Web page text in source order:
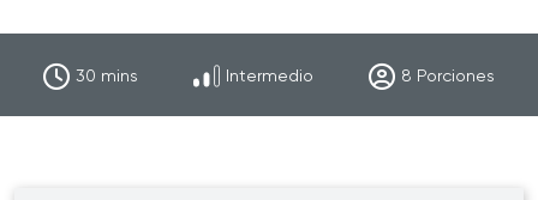
30 mins Intermedio 8 Porciones